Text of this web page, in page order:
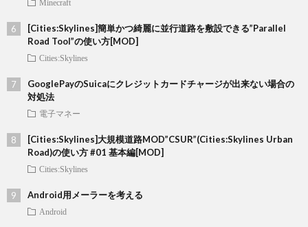
Minecraft
[Cities:Skylines]簡単かつ綺麗に並行道路を敷設できる”Parallel
Road Tool”の使い方[MOD]
Cities:Skylines
GooglePayのSuicaにクレジットカードチャージが出来ない場合の
対処法
電子マネー
[Cities:Skylines]大規模道路MOD”CSUR”(Cities:Skylines Urban
Road)の使い方 #01 基本編[MOD]
Cities:Skylines
Android用メーラーを考える
Android